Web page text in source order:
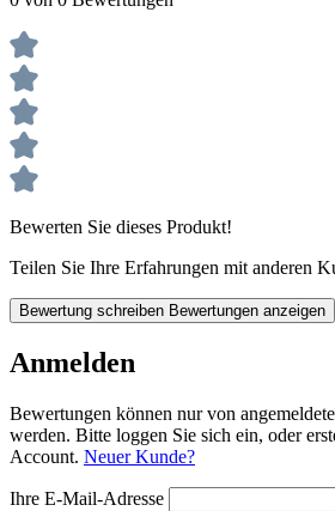
Bewerten Sie dieses Produkt!
Teilen Sie Ihre Erfahrungen mit anderen
Bewertung schreiben Bewertungen anzeigen
Anmelden
Bewertungen können nur von
werden. Bitte loggen Sie sich ein, oder
Account. Neuer Kunde?
Ihre E-Mail-Adresse